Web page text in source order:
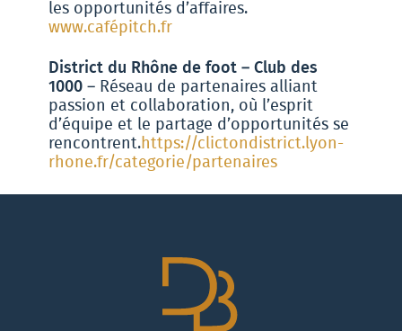
les opportunités d’affaires.
www.cafépitch.fr
District du Rhône de foot – Club des
1000– Réseau de partenaires alliant
passion et collaboration, où l’esprit
d’équipe et le partage d’opportunités se
rencontrent.https://clictondistrict.lyon-
rhone.fr/categorie/partenaires